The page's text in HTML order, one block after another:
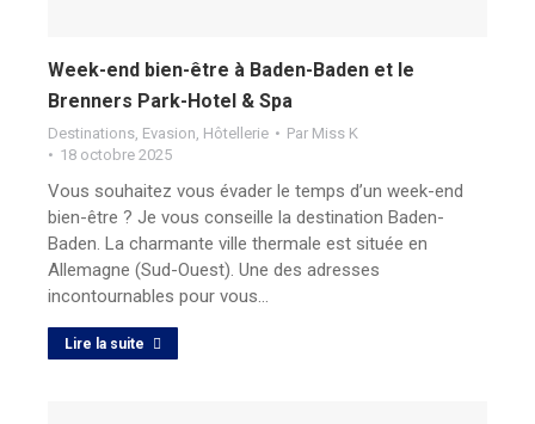
Week-end bien-être à Baden-Baden et le
Brenners Park-Hotel & Spa
Destinations Evasion Hôtellerie Par Miss K
18 octobre 2025
Vous souhaitez vous évader le temps d’un week-end
bien-être ? Je vous conseille la destination Baden-
Baden. La charmante ville thermale est située en
Allemagne (Sud-Ouest). Une des adresses
incontournables pour vous…
Lire la suite